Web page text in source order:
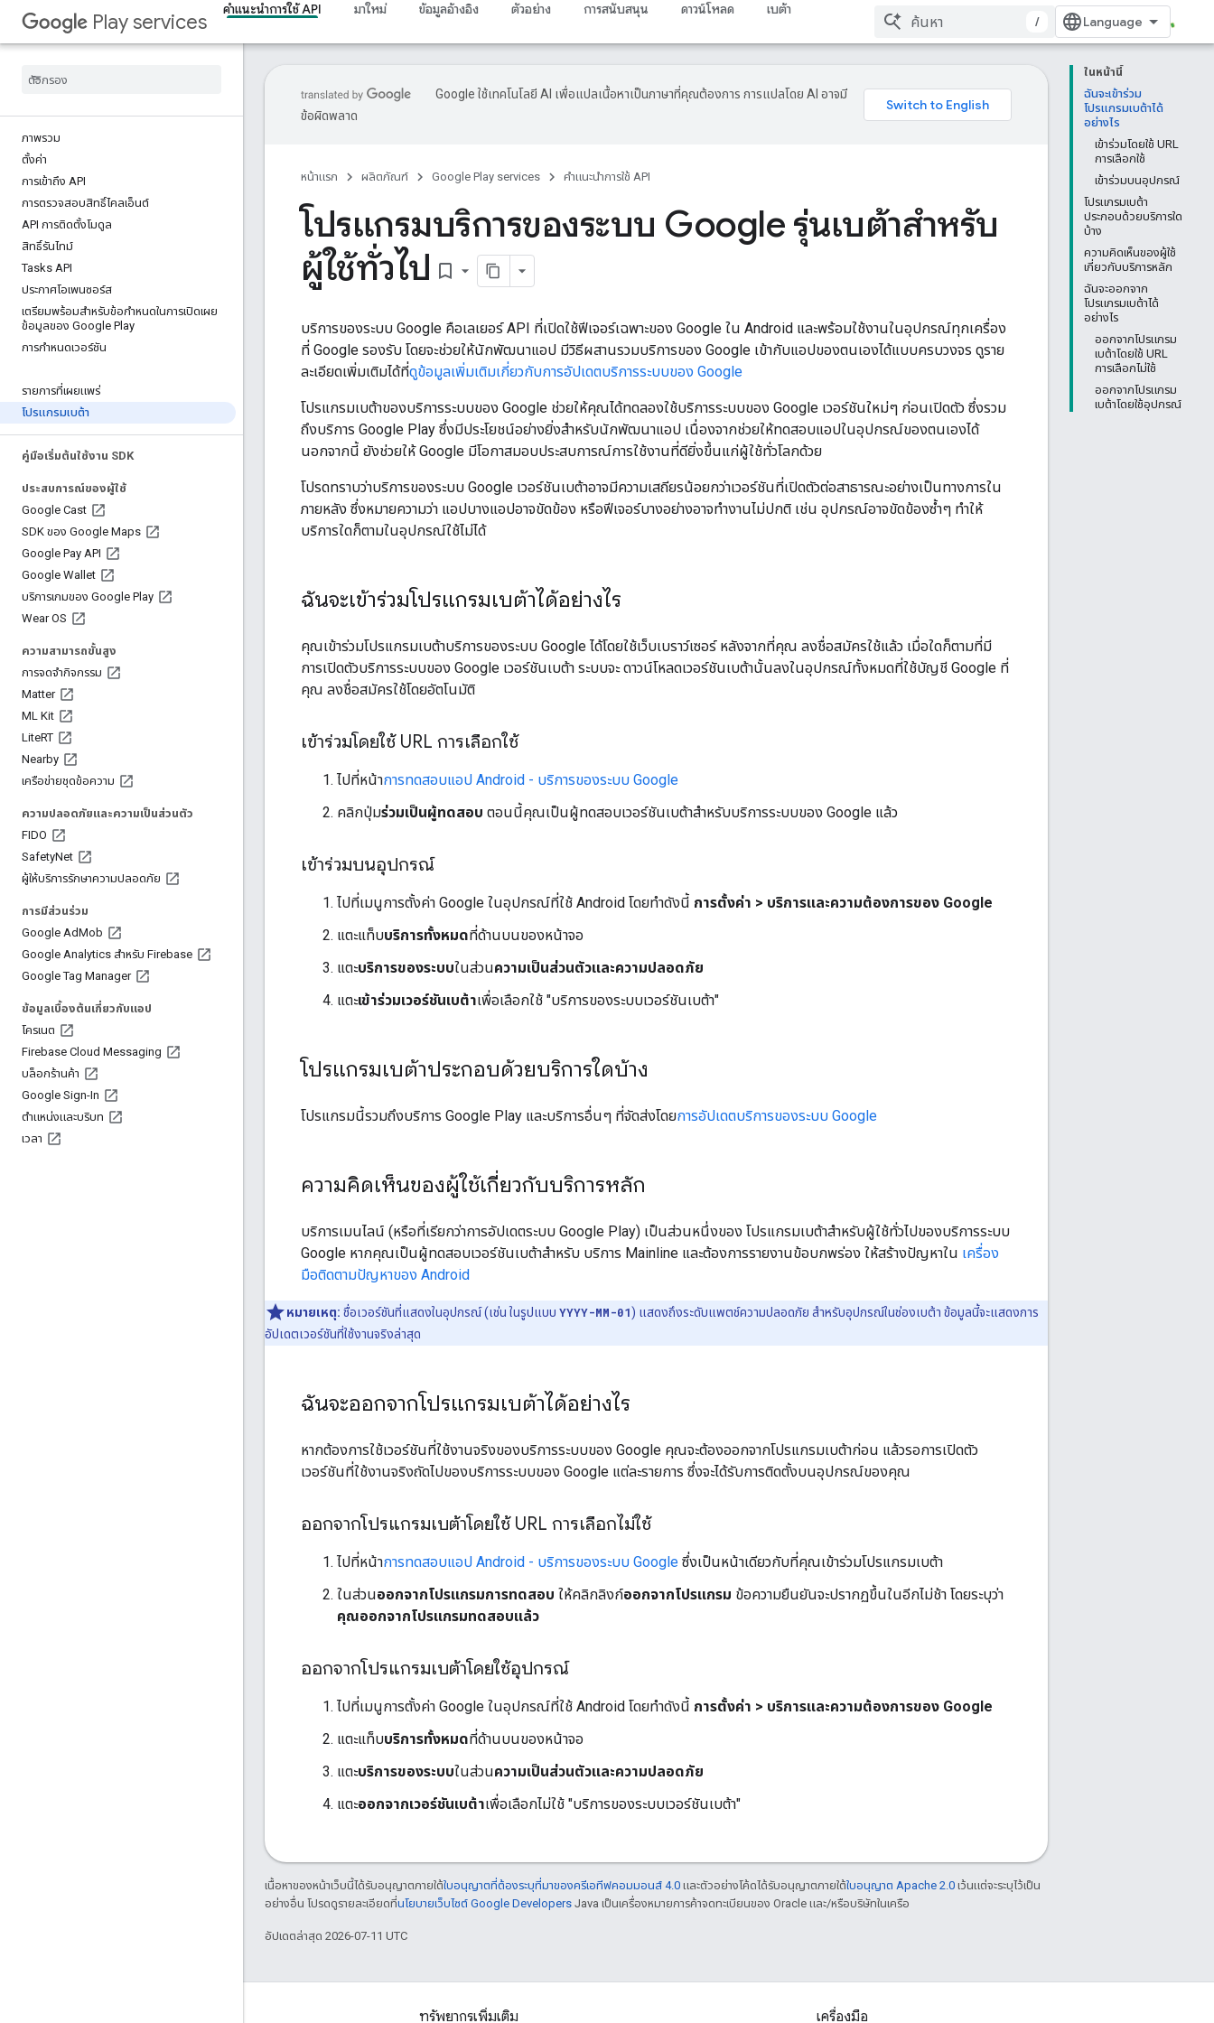
Play services
คำแนะนำการใช้ API มาใหม่ ข้อมูลอ้างอิง ตัวอย่าง การสนับสนุน ดาวน์โหลด เบต้า
/
ภาพรวม
ตั้งค่า
การเข้าถึง API
การตรวจสอบสิทธิ์ไคลเอ็นต์
API การติดตั้งโมดูล
สิทธิ์รันไทม์
Tasks API
ประกาศโอเพนซอร์ส
เตรียมพร้อมสําหรับข้อกําหนดในการเปิดเผย
ข้อมูลของ Google Play
การกำหนดเวอร์ชัน
รายการที่เผยแพร่
โปรแกรมเบต้า
คู่มือเริ่มต้นใช้งาน SDK
ประสบการณ์ของผู้ใช้
Google Cast
SDK ของ Google Maps
Google Pay API
Google Wallet
บริการเกมของ Google Play
Wear OS
ความสามารถขั้นสูง
การจดจำกิจกรรม
Matter
ML Kit
LiteRT
Nearby
เครือข่ายชุดข้อความ
ความปลอดภัยและความเป็นส่วนตัว
FIDO
SafetyNet
ผู้ให้บริการรักษาความปลอดภัย
การมีส่วนร่วม
Google AdMob
Google Analytics สำหรับ Firebase
Google Tag Manager
ข้อมูลเบื้องต้นเกี่ยวกับแอป
โครเนต
Firebase Cloud Messaging
บล็อกร้านค้า
Google Sign-In
ตําแหน่งและบริบท
เวลา
ในหน้านี้
ฉันจะเข้าร่วม
โปรแกรมเบต้าได้
อย่างไร
เข้าร่วมโดยใช้ URL
การเลือกใช้
เข้าร่วมบนอุปกรณ์
โปรแกรมเบต้า
ประกอบด้วยบริการใด
บ้าง
ความคิดเห็นของผู้ใช้
เกี่ยวกับบริการหลัก
ฉันจะออกจาก
โปรแกรมเบต้าได้
อย่างไร
ออกจากโปรแกรม
เบต้าโดยใช้ URL
การเลือกไม่ใช้
ออกจากโปรแกรม
เบต้าโดยใช้อุปกรณ์
Google ใช้เทคโนโลยี AI เพื่อแปลเนื้อหาเป็นภาษาที่คุณต้องการ การแปลโดย AI อาจมี
ข้อผิดพลาด
หน้าแรก ผลิตภัณฑ์ Google Play services คำแนะนำการใช้ API
โปรแกรมบริการของระบบ Google รุ่นเบต้าสำหรับ
ผู้ใช้ทั่วไป bookmark_border
บริการของระบบ Google คือเลเยอร์ API ที่เปิดใช้ฟีเจอร์เฉพาะของ Google ใน Android และพร้อมใช้งานในอุปกรณ์ทุกเครื่อง
ที่ Google รองรับ โดยจะช่วยให้นักพัฒนาแอป มีวิธีผสานรวมบริการของ Google เข้ากับแอปของตนเองได้แบบครบวงจร ดูราย
ละเอียดเพิ่มเติมได้ที่ดูข้อมูลเพิ่มเติมเกี่ยวกับการอัปเดตบริการระบบของ Google
โปรแกรมเบต้าของบริการระบบของ Google ช่วยให้คุณได้ทดลองใช้บริการระบบของ Google เวอร์ชันใหม่ๆ ก่อนเปิดตัว ซึ่งรวม
ถึงบริการ Google Play ซึ่งมีประโยชน์อย่างยิ่งสำหรับนักพัฒนาแอป เนื่องจากช่วยให้ทดสอบแอปในอุปกรณ์ของตนเองได้
นอกจากนี้ ยังช่วยให้ Google มีโอกาสมอบประสบการณ์การใช้งานที่ดียิ่งขึ้นแก่ผู้ใช้ทั่วโลกด้วย
โปรดทราบว่าบริการของระบบ Google เวอร์ชันเบต้าอาจมีความเสถียรน้อยกว่าเวอร์ชันที่เปิดตัวต่อสาธารณะอย่างเป็นทางการใน
ภายหลัง ซึ่งหมายความว่า แอปบางแอปอาจขัดข้อง หรือฟีเจอร์บางอย่างอาจทำงานไม่ปกติ เช่น อุปกรณ์อาจขัดข้องซ้ำๆ ทำให้
บริการใดก็ตามในอุปกรณ์ใช้ไม่ได้
ฉันจะเข้าร่วมโปรแกรมเบต้าได้อย่างไร
คุณเข้าร่วมโปรแกรมเบต้าบริการของระบบ Google ได้โดยใช้เว็บเบราว์เซอร์ หลังจากที่คุณ ลงชื่อสมัครใช้แล้ว เมื่อใดก็ตามที่มี
การเปิดตัวบริการระบบของ Google เวอร์ชันเบต้า ระบบจะ ดาวน์โหลดเวอร์ชันเบต้านั้นลงในอุปกรณ์ทั้งหมดที่ใช้บัญชี Google ที่
คุณ ลงชื่อสมัครใช้โดยอัตโนมัติ
เข้าร่วมโดยใช้ URL การเลือกใช้
ไปที่หน้าการทดสอบแอป Android - บริการของระบบ Google
คลิกปุ่มร่วมเป็นผู้ทดสอบ ตอนนี้คุณเป็นผู้ทดสอบเวอร์ชันเบต้าสำหรับบริการระบบของ Google แล้ว
เข้าร่วมบนอุปกรณ์
ไปที่เมนูการตั้งค่า Google ในอุปกรณ์ที่ใช้ Android โดยทำดังนี้ การตั้งค่า > บริการและความต้องการของ Google
แตะแท็บบริการทั้งหมดที่ด้านบนของหน้าจอ
แตะบริการของระบบในส่วนความเป็นส่วนตัวและความปลอดภัย
แตะเข้าร่วมเวอร์ชันเบต้าเพื่อเลือกใช้ "บริการของระบบเวอร์ชันเบต้า"
โปรแกรมเบต้าประกอบด้วยบริการใดบ้าง
โปรแกรมนี้รวมถึงบริการ Google Play และบริการอื่นๆ ที่จัดส่งโดยการอัปเดตบริการของระบบ Google
ความคิดเห็นของผู้ใช้เกี่ยวกับบริการหลัก
บริการเมนไลน์ (หรือที่เรียกว่าการอัปเดตระบบ Google Play) เป็นส่วนหนึ่งของ โปรแกรมเบต้าสำหรับผู้ใช้ทั่วไปของบริการระบบ
Google หากคุณเป็นผู้ทดสอบเวอร์ชันเบต้าสำหรับ บริการ Mainline และต้องการรายงานข้อบกพร่อง ให้สร้างปัญหาใน เครื่อง
มือติดตามปัญหาของ Android
หมายเหตุ: ชื่อเวอร์ชันที่แสดงในอุปกรณ์ (เช่น ในรูปแบบ YYYY-MM-01) แสดงถึงระดับแพตช์ความปลอดภัย สำหรับอุปกรณ์ในช่องเบต้า ข้อมูลนี้จะแสดงการ
อัปเดตเวอร์ชันที่ใช้งานจริงล่าสุด
ฉันจะออกจากโปรแกรมเบต้าได้อย่างไร
หากต้องการใช้เวอร์ชันที่ใช้งานจริงของบริการระบบของ Google คุณจะต้องออกจากโปรแกรมเบต้าก่อน แล้วรอการเปิดตัว
เวอร์ชันที่ใช้งานจริงถัดไปของบริการระบบของ Google แต่ละรายการ ซึ่งจะได้รับการติดตั้งบนอุปกรณ์ของคุณ
ออกจากโปรแกรมเบต้าโดยใช้ URL การเลือกไม่ใช้
ไปที่หน้าการทดสอบแอป Android - บริการของระบบ Google ซึ่งเป็นหน้าเดียวกับที่คุณเข้าร่วมโปรแกรมเบต้า
ในส่วนออกจากโปรแกรมการทดสอบ ให้คลิกลิงก์ออกจากโปรแกรม ข้อความยืนยันจะปรากฏขึ้นในอีกไม่ช้า โดยระบุว่า
คุณออกจากโปรแกรมทดสอบแล้ว
ออกจากโปรแกรมเบต้าโดยใช้อุปกรณ์
ไปที่เมนูการตั้งค่า Google ในอุปกรณ์ที่ใช้ Android โดยทำดังนี้ การตั้งค่า > บริการและความต้องการของ Google
แตะแท็บบริการทั้งหมดที่ด้านบนของหน้าจอ
แตะบริการของระบบในส่วนความเป็นส่วนตัวและความปลอดภัย
แตะออกจากเวอร์ชันเบต้าเพื่อเลือกไม่ใช้ "บริการของระบบเวอร์ชันเบต้า"
เนื้อหาของหน้าเว็บนี้ได้รับอนุญาตภายใต้ใบอนุญาตที่ต้องระบุที่มาของครีเอทีฟคอมมอนส์ 4.0 และตัวอย่างโค้ดได้รับอนุญาตภายใต้ใบอนุญาต Apache 2.0 เว้นแต่จะระบุไว้เป็น
อย่างอื่น โปรดดูรายละเอียดที่นโยบายเว็บไซต์ Google Developers Java เป็นเครื่องหมายการค้าจดทะเบียนของ Oracle และ/หรือบริษัทในเครือ
อัปเดตล่าสุด 2026-07-11 UTC
ทรัพยากรเพิ่มเติม เครื่องมือ